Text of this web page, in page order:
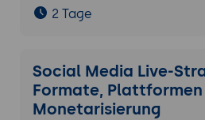
2 Tage
Social Media Live-
Formate, Plattformen
Monetarisierung